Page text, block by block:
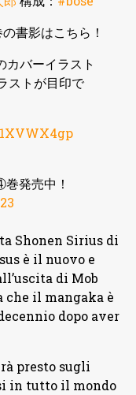
書影はこちら！
カバーイラスト
ストが目印で
発売中！
Shonen Sirius di
è il nuovo e
di Mob
che il mangaka è
dopo aver
presto sugli
in tutto il mondo